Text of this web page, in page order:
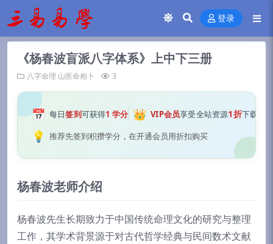
登录
《杨春波盲派八字体系》上中下三册
八字命理 山医命相卜 3
📅 每日签到可获得1 学分 👑 VIP会员享受全站资源1折下载
💡 推荐先签到积攒学分，在开通会员用折扣购买
杨春波老师介绍
杨春波先生长期致力于中国传统命理文化的研究与整理
工作，其学术背景源于对古代哲学经典与民间数术文献